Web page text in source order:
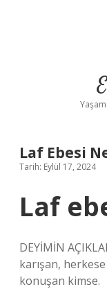
Laf Ebesi
Tarih: Eylül 17, 2024
Laf
DEYİMİN
karışan,
konuşan kimse.